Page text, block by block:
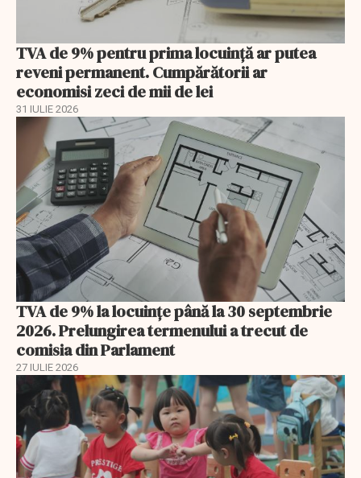
TVA de 9% pentru prima locuință ar putea
reveni permanent. Cumpărătorii ar
economisi zeci de mii de lei
31 IULIE 2026
TVA de 9% la locuințe până la 30 septembrie
2026. Prelungirea termenului a trecut de
comisia din Parlament
27 IULIE 2026